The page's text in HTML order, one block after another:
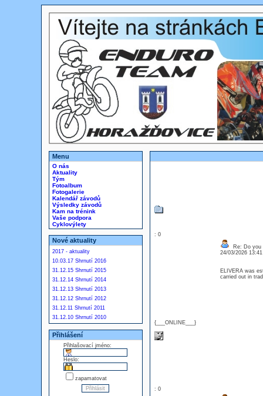
Menu
O nás
Aktuality
Tým
Fotoalbum
Fotogalerie
Kalendář závodů
Výsledky závodů
Kam na trénink
Vaše podpora
Cyklovýlety
Nové aktuality
2017 - aktuality
10.03.17 Shrnutí 2016
31.12.15 Shrnutí 2015
31.12.14 Shrnutí 2014
31.12.13 Shrnutí 2013
31.12.12 Shrnutí 2012
31.12.11 Shrnutí 2011
31.12.10 Shrnutí 2010
Přihlášení
Přihlašovací jméno:
Heslo:
zapamatovat
: 0
{___ONLINE___}
Re: Do you
24/03/2026
ELIVERA was
carried out in
: 0